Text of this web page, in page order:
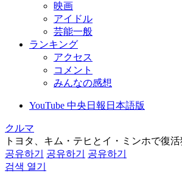
映画
アイドル
芸能一般
ランキング
アクセス
コメント
みんなの感想
YouTube 中央日報日本語版
クルマ
トヨタ、キム・テヒとイ・ミンホで復活
공유하기
공유하기
공유하기
검색 열기